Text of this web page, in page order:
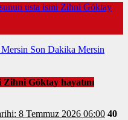
usta ismi Zihni Göktay
Son Dakika Mersin
Göktay hayatını
Tarihi: 8 Temmuz 2026 06:00 40